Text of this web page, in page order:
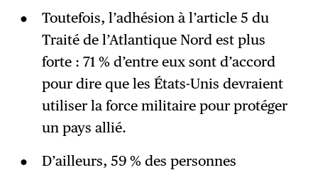
Toutefois, l’adhésion à l’article 5 du
Traité de l’Atlantique Nord est plus
forte : 71 % d’entre eux sont d’accord
pour dire que les États-Unis devraient
utiliser la force militaire pour protéger
un pays allié.
D’ailleurs, 59 % des personnes